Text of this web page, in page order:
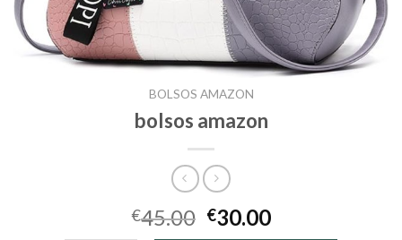
BOLSOS AMAZON
bolsos amazon
€45.00 €30.00